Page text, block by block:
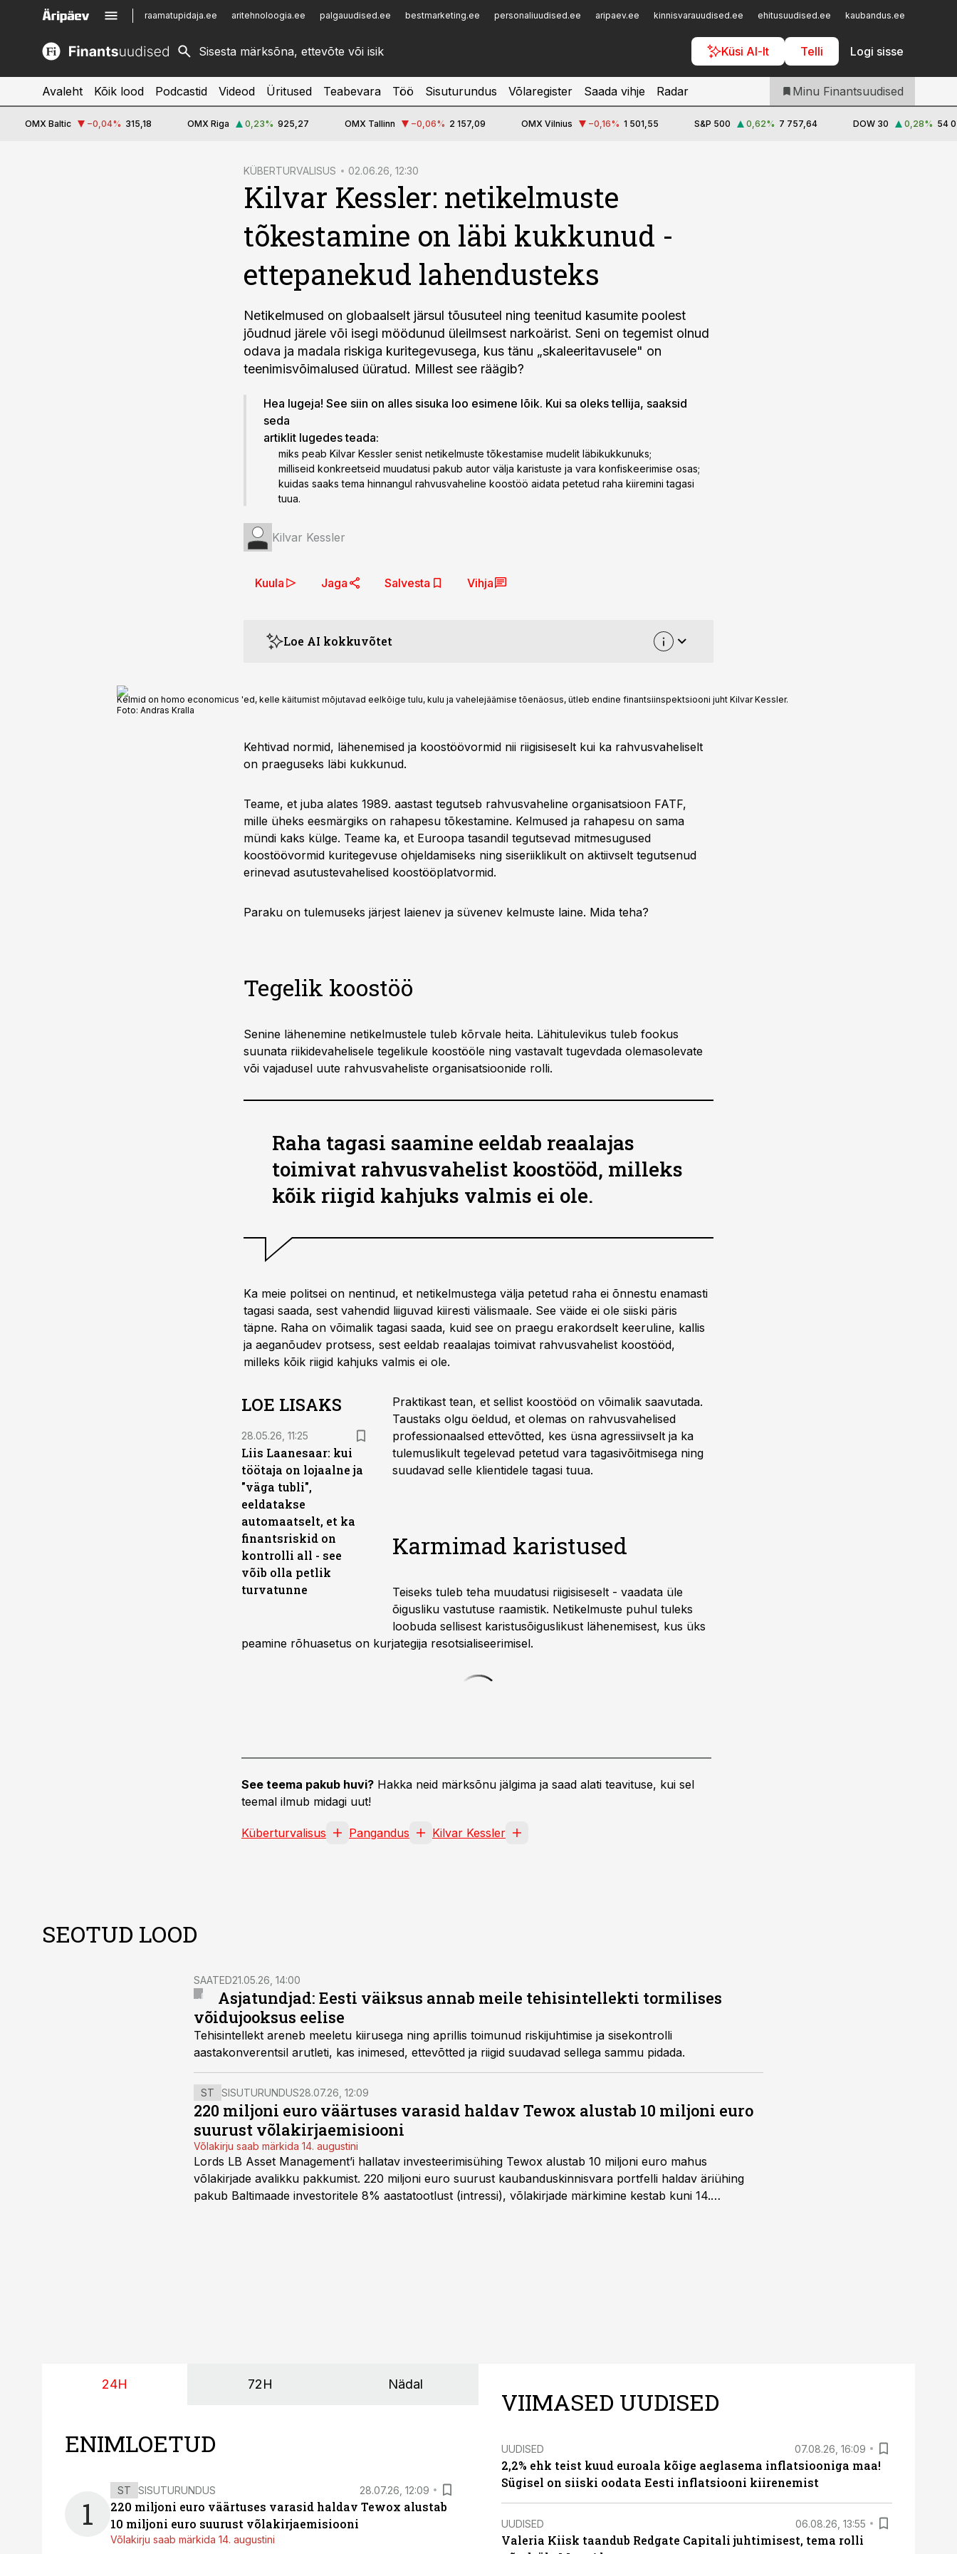
raamatupidaja.ee aritehnoloogia.ee palgauudised.ee bestmarketing.ee personaliuudised.ee aripaev.ee kinnisvarauudised.ee ehitusuudised.ee kaubandus.ee
Küsi AI-lt Telli Logi sisse
kinnisvarauudised.ee
logistikauudised.ee
imelineajalugu.ee
Infopank
Iseteenindus
Telli Finantsuudised
Avaleht Kõik lood Podcastid Videod Üritused Teabevara Töö Sisuturundus Võlaregister Saada vihje Radar Minu Finantsuudised
OMX Baltic −0,04% 315,18 OMX Riga 0,23% 925,27 OMX Tallinn −0,06% 2 157,09 OMX Vilnius −0,16% 1 501,55 S&P 500 0,62% 7 757,64 DOW 30 0,28% 54
KÜBERTURVALISUS 02.06.26, 12:30
Kilvar Kessler: netikelmuste
tõkestamine on läbi kukkunud -
ettepanekud lahendusteks
Netikelmused on globaalselt järsul tõusuteel ning teenitud kasumite poolest
jõudnud järele või isegi möödunud üleilmsest narkoärist. Seni on tegemist olnud
odava ja madala riskiga kuritegevusega, kus tänu „skaleeritavusele" on
teenimisvõimalused üüratud. Millest see räägib?
Hea lugeja! See siin on alles sisuka loo esimene lõik. Kui sa oleks tellija, saaksid
seda
artiklit lugedes teada:
miks peab Kilvar Kessler senist netikelmuste tõkestamise mudelit läbikukkunuks;
milliseid konkreetseid muudatusi pakub autor välja karistuste ja vara konfiskeerimise osas;
kuidas saaks tema hinnangul rahvusvaheline koostöö aidata petetud raha kiiremini tagasi
tuua.
Kilvar Kessler
Kuula Jaga Salvesta Vihja
Loe AI kokkuvõtet
Kelmid on homo economicus 'ed, kelle käitumist mõjutavad eelkõige tulu, kulu ja vahelejäämise tõenäosus, ütleb endine finantsiinspektsiooni juht Kilvar Kessler.
Foto: Andras Kralla
Kehtivad normid, lähenemised ja koostöövormid nii riigisiseselt kui ka rahvusvaheliselt
on praeguseks läbi kukkunud.
Teame, et juba alates 1989. aastast tegutseb rahvusvaheline organisatsioon FATF,
mille üheks eesmärgiks on rahapesu tõkestamine. Kelmused ja rahapesu on sama
mündi kaks külge. Teame ka, et Euroopa tasandil tegutsevad mitmesugused
koostöövormid kuritegevuse ohjeldamiseks ning siseriiklikult on aktiivselt tegutsenud
erinevad asutustevahelised koostööplatvormid.
Paraku on tulemuseks järjest laienev ja süvenev kelmuste laine. Mida teha?
Tegelik koostöö
Senine lähenemine netikelmustele tuleb kõrvale heita. Lähitulevikus tuleb fookus
suunata riikidevahelisele tegelikule koostööle ning vastavalt tugevdada olemasolevate
või vajadusel uute rahvusvaheliste organisatsioonide rolli.
Raha tagasi saamine eeldab reaalajas
toimivat rahvusvahelist koostööd, milleks
kõik riigid kahjuks valmis ei ole.
Ka meie politsei on nentinud, et netikelmustega välja petetud raha ei õnnestu enamasti
tagasi saada, sest vahendid liiguvad kiiresti välismaale. See väide ei ole siiski päris
täpne. Raha on võimalik tagasi saada, kuid see on praegu erakordselt keeruline, kallis
ja aeganõudev protsess, sest eeldab reaalajas toimivat rahvusvahelist koostööd,
milleks kõik riigid kahjuks valmis ei ole.
LOE LISAKS
28.05.26, 11:25
Liis Laanesaar: kui
töötaja on lojaalne ja
"väga tubli",
eeldatakse
automaatselt, et ka
finantsriskid on
kontrolli all - see
võib olla petlik
turvatunne
Praktikast tean, et sellist koostööd on võimalik saavutada.
Taustaks olgu öeldud, et olemas on rahvusvahelised
professionaalsed ettevõtted, kes üsna agressiivselt ja ka
tulemuslikult tegelevad petetud vara tagasivõitmisega ning
suudavad selle klientidele tagasi tuua.
Karmimad karistused
Teiseks tuleb teha muudatusi riigisiseselt - vaadata üle
õigusliku vastutuse raamistik. Netikelmuste puhul tuleks
loobuda sellisest karistusõiguslikust lähenemisest, kus üks
peamine rõhuasetus on kurjategija resotsialiseerimisel.
See teema pakub huvi? Hakka neid märksõnu jälgima ja saad alati teavituse, kui sel
teemal ilmub midagi uut!
Küberturvalisus Pangandus Kilvar Kessler
SEOTUD LOOD
SAATED21.05.26, 14:00
Asjatundjad: Eesti väiksus annab meile tehisintellekti tormilises
võidujooksus eelise
Tehisintellekt areneb meeletu kiirusega ning aprillis toimunud riskijuhtimise ja sisekontrolli
aastakonverentsil arutleti, kas inimesed, ettevõtted ja riigid suudavad sellega sammu pidada.
ST SISUTURUNDUS28.07.26, 12:09
220 miljoni euro väärtuses varasid haldav Tewox alustab 10 miljoni euro
suurust võlakirjaemisiooni
Võlakirju saab märkida 14. augustini
Lords LB Asset Management’i hallatav investeerimisühing Tewox alustab 10 miljoni euro mahus
võlakirjade avalikku pakkumist. 220 miljoni euro suurust kaubanduskinnisvara portfelli haldav äriühing
pakub Baltimaade investoritele 8% aastatootlust (intressi), võlakirjade märkimine kestab kuni 14.
24H 72H Nädal
ENIMLOETUD
1
ST SISUTURUNDUS 28.07.26, 12:09
220 miljoni euro väärtuses varasid haldav Tewox alustab
10 miljoni euro suurust võlakirjaemisiooni
Võlakirju saab märkida 14. augustini
VIIMASED UUDISED
UUDISED 07.08.26, 16:09
2,2% ehk teist kuud euroala kõige aeglasema inflatsiooniga maa!
Sügisel on siiski oodata Eesti inflatsiooni kiirenemist
UUDISED 06.08.26, 13:55
Valeria Kiisk taandub Redgate Capitali juhtimisest, tema rolli